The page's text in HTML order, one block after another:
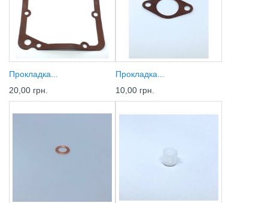
Прокладка...
20,00 грн.
Прокладка...
10,00 грн.